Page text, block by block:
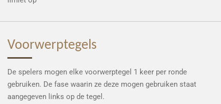
Voorwerptegels
De spelers mogen elke voorwerptegel 1 keer per ronde
gebruiken. De fase waarin ze deze mogen gebruiken staat
aangegeven links op de tegel.